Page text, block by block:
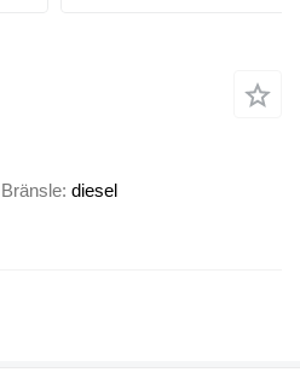
Bränsle diesel